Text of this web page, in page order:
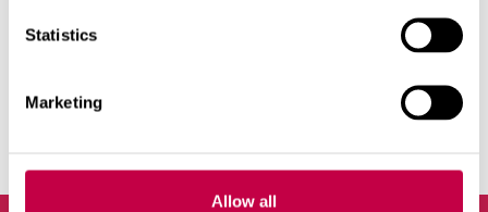
Statistics
Marketing
Allow all
Lue lisää aiheista